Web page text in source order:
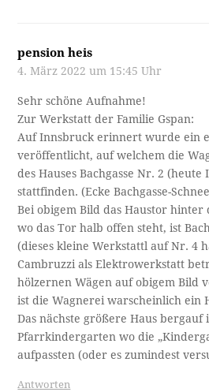
pension heis
4. März 2022 um 15:45 Uhr
Sehr schöne Aufnahme!
Zur Werkstatt der Familie Gspan:
Auf Innsbruck erinnert wurde ein
veröffentlicht, auf welchem die
des Hauses Bachgasse Nr. 2
stattfinden. (Ecke Bachgasse-
Bei obigem Bild das Haustor
wo das Tor halb offen steht, ist
(dieses kleine Werkstattl auf Nr. 4
Cambruzzi als Elektrowerkstatt
hölzernen Wägen auf obigem Bild
ist die Wagnerei warscheinlich ein
Das nächste größere Haus bergauf
Pfarrkindergarten wo die
aufpassten (oder es zumindest
Antworten